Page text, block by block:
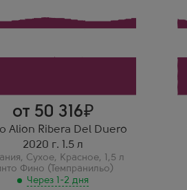
от 50 316
Alion Ribera Del Duero
2020 г. 1.5 л
, Сухое, Красное, 1,5 л
Фино (Темпранильо)
Через 1-2 дня
(Темпранильо)
дель-Дуэро
Испания в
Цвет темно-
Вкус с тонами
ягод, дуба и ванили.
насыщенное и